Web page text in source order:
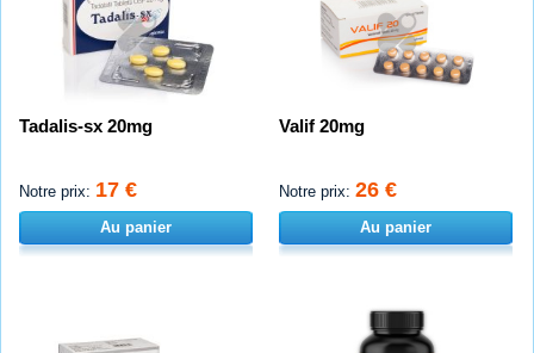
Tadalis-sx 20mg
Notre prix: 17 €
Au panier
Valif 20mg
Notre prix: 26 €
Au panier